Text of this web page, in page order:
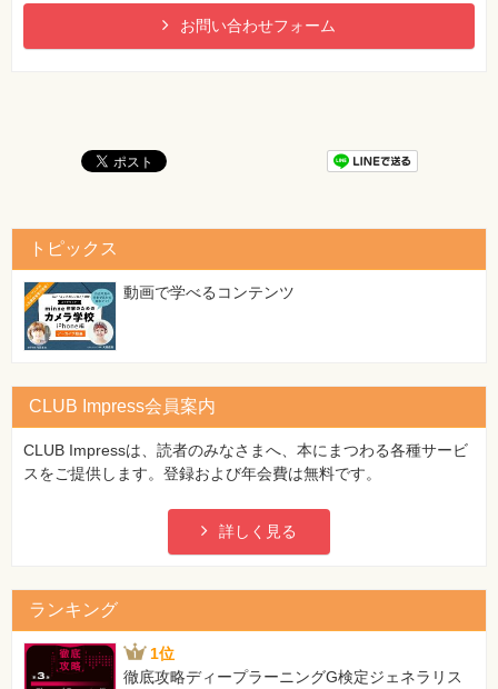
68Gmailに届いた特定のメールを、Evernoteに自動転送する
69Firefoxアドオン「Tombloo」でWebページをクリップする
73iPhoneのSafariで表示中のWebページをクリップする
74iPhoneアプリ「GoaderReader」でEvernoteにあるPDFファ
76Evernoteと連携するiPhoneの手描きメモアプリ
「SpeedText」でメモを取る
77特殊なキーワードで「タグが付いていないノート」をすべて
検索する
78デジタルペンで紙と同時にデジタルメモを取る
む
80iPadで打ち合わせを録音しながらメモを取る
堀 正岳のEvernote活用スタイル
ミニ用語集
■著者プロフィール
コグレマサト（Twitter：@kogure）
気になるモノとコトをひと回り拡張する『ネタフル』管理人。アルファ
お問い合わせフォーム
トピックス
動画で学べるコンテンツ
CLUB Impress会員案内
CLUB Impressは、読者のみなさまへ、本にまつわる各種サービ
スをご提供します。登録および年会費は無料です。
詳しく見る
ランキング
1位
徹底攻略ディープラーニングG検定ジェネラリス